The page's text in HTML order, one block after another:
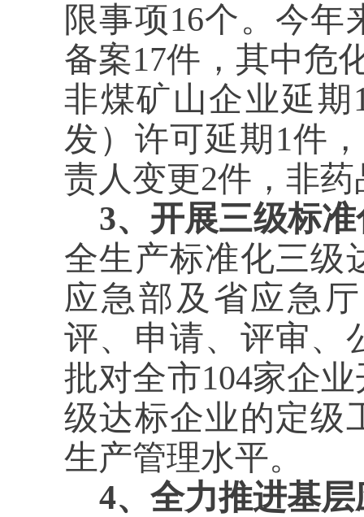
限事项16个。 今年
备案17件，其中危
非煤矿山企业延
发）许可延期1件
责人变更2件，非
3、开展三级标
全生产标准化三级
应急部及省应急
评、申请、评审、
批对全市104家企
级达标企业的定级
生产管理水平。
4、全力推进基